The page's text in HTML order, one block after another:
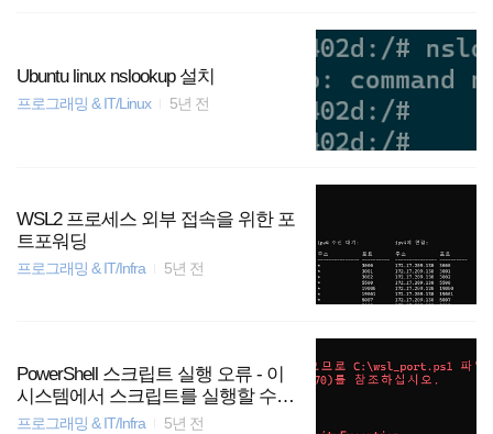
Ubuntu linux nslookup 설치
프로그래밍 & IT/Linux 5년 전
WSL2 프로세스 외부 접속을 위한 포
트포워딩
프로그래밍 & IT/Infra 5년 전
PowerShell 스크립트 실행 오류 - 이
시스템에서 스크립트를 실행할 수
없으므로..
프로그래밍 & IT/Infra 5년 전